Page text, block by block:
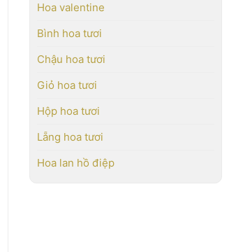
Hoa valentine
Bình hoa tươi
Chậu hoa tươi
Giỏ hoa tươi
Hộp hoa tươi
Lẵng hoa tươi
Hoa lan hồ điệp